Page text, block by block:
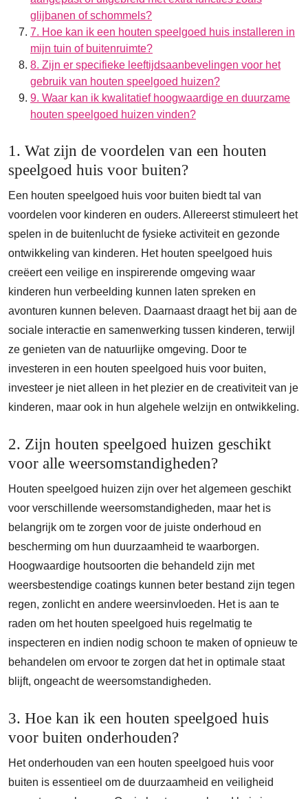
glijbanen of schommels?
7. Hoe kan ik een houten speelgoed huis installeren in
mijn tuin of buitenruimte?
8. Zijn er specifieke leeftijdsaanbevelingen voor het
gebruik van houten speelgoed huizen?
9. Waar kan ik kwalitatief hoogwaardige en duurzame
houten speelgoed huizen vinden?
1. Wat zijn de voordelen van een houten
speelgoed huis voor buiten?
Een houten speelgoed huis voor buiten biedt tal van
voordelen voor kinderen en ouders. Allereerst stimuleert het
spelen in de buitenlucht de fysieke activiteit en gezonde
ontwikkeling van kinderen. Het houten speelgoed huis
creëert een veilige en inspirerende omgeving waar
kinderen hun verbeelding kunnen laten spreken en
avonturen kunnen beleven. Daarnaast draagt het bij aan de
sociale interactie en samenwerking tussen kinderen, terwijl
ze genieten van de natuurlijke omgeving. Door te
investeren in een houten speelgoed huis voor buiten,
investeer je niet alleen in het plezier en de creativiteit van je
kinderen, maar ook in hun algehele welzijn en ontwikkeling.
2. Zijn houten speelgoed huizen geschikt
voor alle weersomstandigheden?
Houten speelgoed huizen zijn over het algemeen geschikt
voor verschillende weersomstandigheden, maar het is
belangrijk om te zorgen voor de juiste onderhoud en
bescherming om hun duurzaamheid te waarborgen.
Hoogwaardige houtsoorten die behandeld zijn met
weersbestendige coatings kunnen beter bestand zijn tegen
regen, zonlicht en andere weersinvloeden. Het is aan te
raden om het houten speelgoed huis regelmatig te
inspecteren en indien nodig schoon te maken of opnieuw te
behandelen om ervoor te zorgen dat het in optimale staat
blijft, ongeacht de weersomstandigheden.
3. Hoe kan ik een houten speelgoed huis
voor buiten onderhouden?
Het onderhouden van een houten speelgoed huis voor
buiten is essentieel om de duurzaamheid en veiligheid